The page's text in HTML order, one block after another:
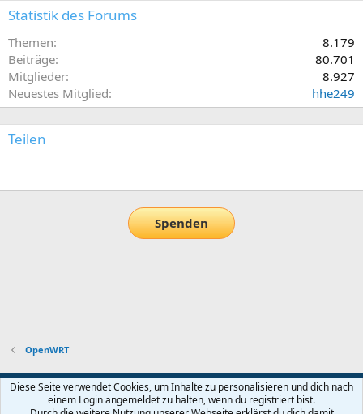
Statistik des Forums
Themen
8.179
Beiträge
80.701
Mitglieder
8.927
Neuestes Mitglied
hhe249
Teilen
Spenden
OpenWRT
Default-Theme
Nutzungsbedingungen
Datenschutz Hilfe und Impressum Start
Diese Seite verwendet Cookies, um Inhalte zu personalisieren und dich nach
einem Login angemeldet zu halten, wenn du registriert bist.